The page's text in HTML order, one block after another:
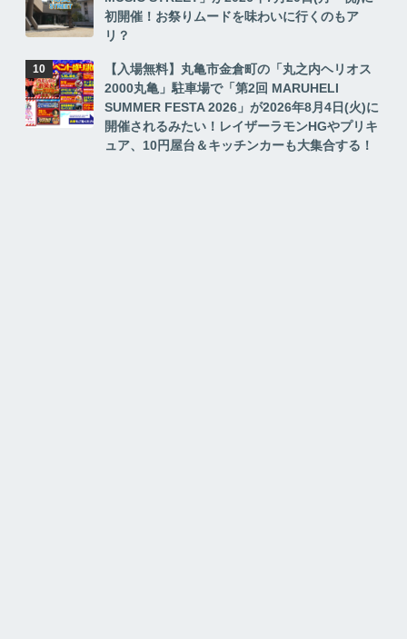
初開催！お祭りムードを味わいに行くのもア
リ？
【入場無料】丸亀市金倉町の「丸之内ヘリオス
2000丸亀」駐車場で「第2回 MARUHELI
SUMMER FESTA 2026」が2026年8月4日(火)に
開催されるみたい！レイザーラモンHGやプリキ
ュア、10円屋台＆キッチンカーも大集合する！